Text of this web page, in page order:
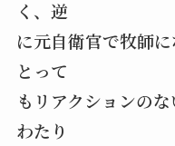
く、逆
に元自衛官で牧師
とって
もリアクションの
わたり